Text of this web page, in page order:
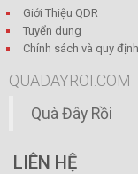
Giới Thiệu QDR
Tuyển dụng
Chính sách và quy
QUADAYROI.COM
Quà Đây Rồi
LIÊN HỆ